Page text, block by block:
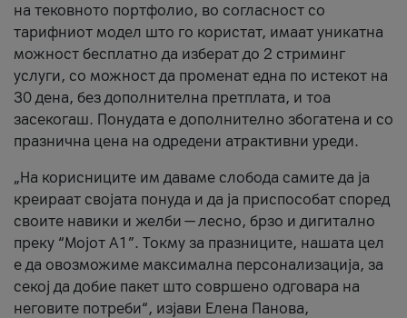
на тековното портфолио, во согласност со
тарифниот модел што го користат, имаат уникатна
можност бесплатно да изберат до 2 стриминг
услуги, со можност да променат една по истекот на
30 дена, без дополнителна претплата, и тоа
засекогаш. Понудата е дополнително збогатена и со
празнична цена на одредени атрактивни уреди.
„На корисниците им даваме слобода самите да ја
креираат својата понуда и да ја приспособат според
своите навики и желби — лесно, брзо и дигитално
преку “Мојот А1”. Токму за празниците, нашата цел
е да овозможиме максимална персонализација, за
секој да добие пакет што совршено одговара на
неговите потреби“, изјави Елена Панова,